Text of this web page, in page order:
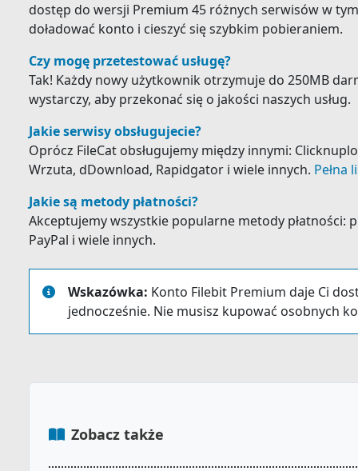
dostęp do wersji Premium 45 różnych serwisów w
doładować konto i cieszyć się szybkim pobieraniem.
Czy mogę przetestować usługę?
Tak! Każdy nowy użytkownik otrzymuje do 250MB
wystarczy, aby przekonać się o jakości naszych usług.
Jakie serwisy obsługujecie?
Oprócz FileCat obsługujemy między innymi:
Wrzuta, dDownload, Rapidgator i wiele innych. Pełna
Jakie są metody płatności?
Akceptujemy wszystkie popularne metody płatności:
PayPal i wiele innych.
Wskazówka: Konto Filebit Premium daje Ci
jednocześnie. Nie musisz kupować osobnych
Zobacz także